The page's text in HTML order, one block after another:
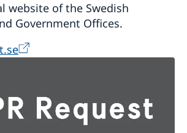
website of the Swedish
Government Offices.